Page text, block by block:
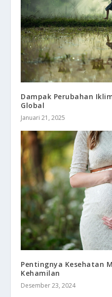
Dampak Perubahan
Global
Januari 21, 2025
Pentingnya Kesehatan
Kehamilan
Desember 23, 2024